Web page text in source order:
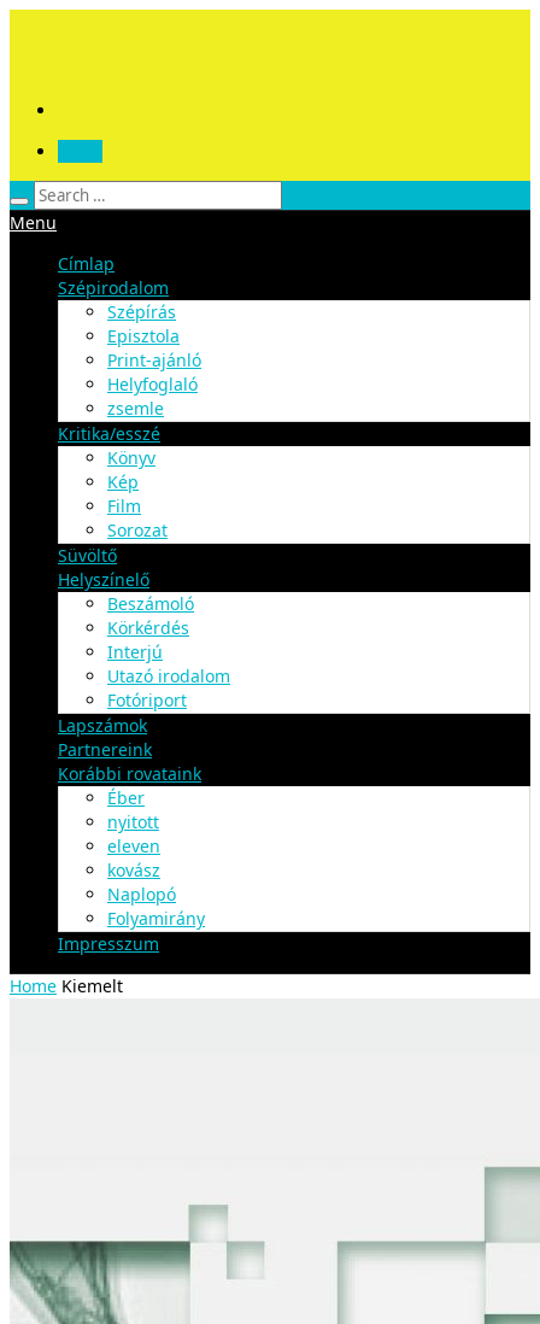
Menu
Címlap
Szépirodalom
Szépírás
Episztola
Print-ajánló
Helyfoglaló
zsemle
Kritika/esszé
Könyv
Kép
Film
Sorozat
Süvöltő
Helyszínelő
Beszámoló
Körkérdés
Interjú
Utazó irodalom
Fotóriport
Lapszámok
Partnereink
Korábbi rovataink
Éber
nyitott
eleven
kovász
Naplopó
Folyamirány
Impresszum
Home Kiemelt